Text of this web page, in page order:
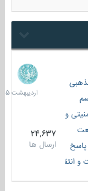
و اطلاعاتی
24,637
ارسال ها
8
1405